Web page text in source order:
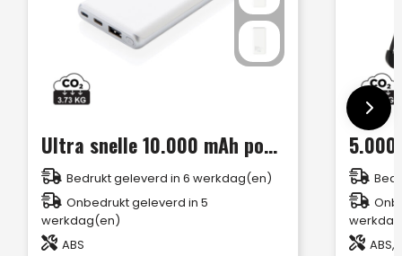
Ultra snelle 10.000 mAh powerbank met PD
Bedrukt geleverd in 6 werkdag(en)
Onbedrukt geleverd in 5
werkdag(en)
ABS
ABS,